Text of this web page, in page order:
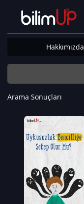
Hakkımızda
Arama Sonuçları